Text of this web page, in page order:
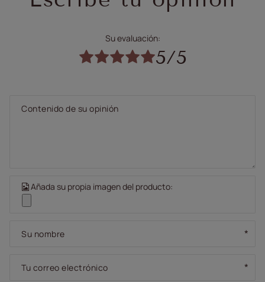
Su evaluación:
5/5
Contenido de su opinión
Añada su propia imagen del producto:
Su nombre
Tu correo electrónico